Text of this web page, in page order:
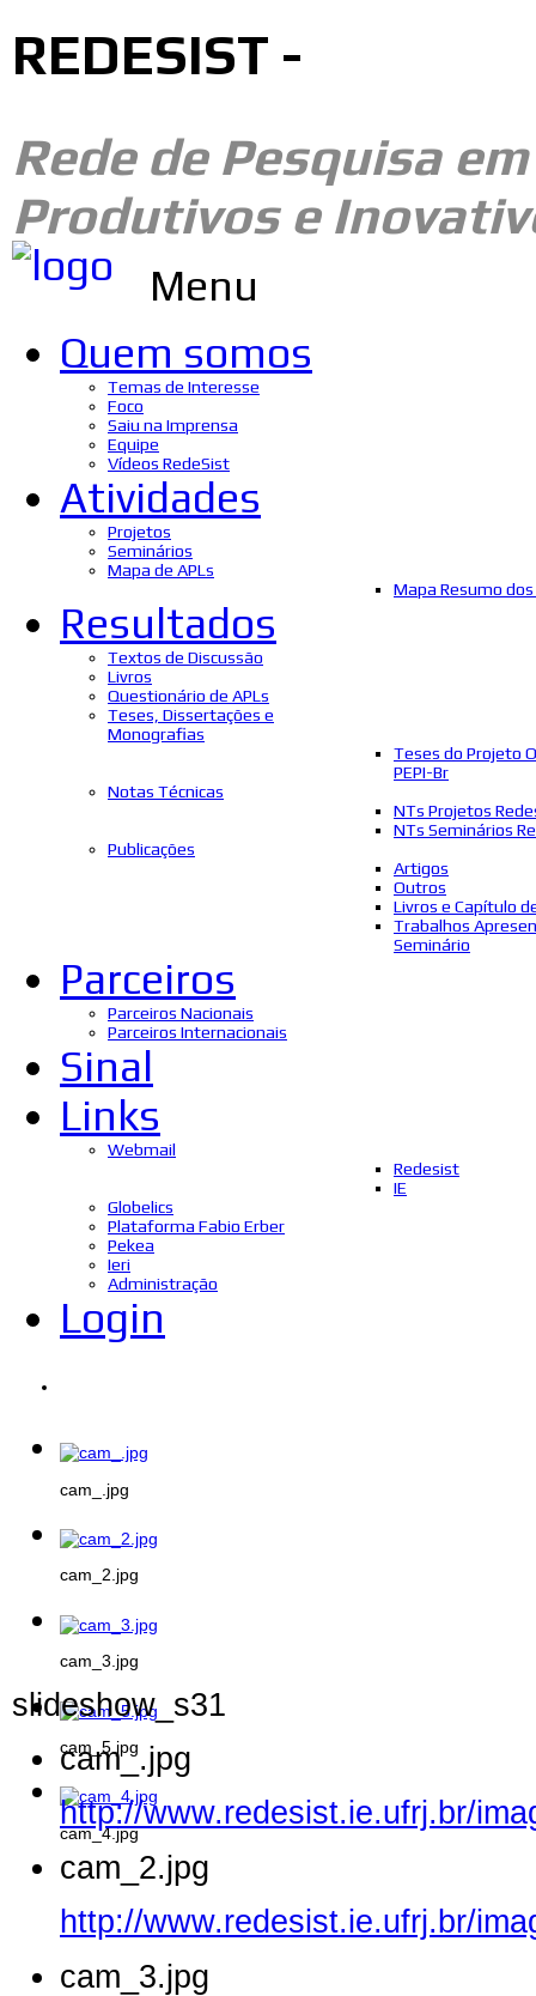
REDESIST -
Rede de Pesquisa
Produtivos e
Menu
Quem somos
Temas de Interesse
Foco
Saiu na Imprensa
Equipe
Vídeos RedeSist
Atividades
Projetos
Seminários
Mapa de APLs
Mapa Resumo dos
Resultados
Textos de Discussão
Livros
Questionário de APLs
Teses, Dissertações e
Monografias
Teses do Projeto
PEPI-Br
Notas Técnicas
NTs Projetos
NTs Seminários
Publicações
Artigos
Outros
Livros e Capítulo
Trabalhos
Seminário
Parceiros
Parceiros Nacionais
Parceiros Internacionais
Sinal
Links
Webmail
Redesist
IE
Globelics
Plataforma Fabio Erber
Pekea
Ieri
Administração
Login
cam_.jpg
cam_2.jpg
cam_3.jpg
cam_5.jpg
cam_4.jpg
slideshow_s31
cam_.jpg
http://www.redesist.ie.ufrj.br/
cam_2.jpg
http://www.redesist.ie.ufrj.br/
cam_3.jpg